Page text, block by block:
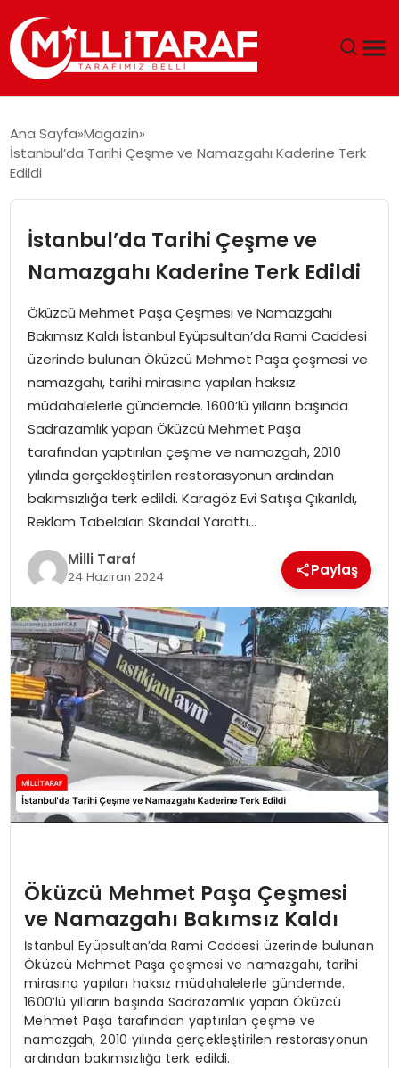
ÖZEL SAYFALAR
SPOR
SIYASET
MAGAZIN
Ana Sayfa Magazin
İstanbul’da Tarihi Çeşme ve Namazgahı Kaderine Terk
Edildi
İstanbul’da Tarihi Çeşme ve
Namazgahı Kaderine Terk Edildi
Öküzcü Mehmet Paşa Çeşmesi ve Namazgahı
Bakımsız Kaldı İstanbul Eyüpsultan’da Rami Caddesi
üzerinde bulunan Öküzcü Mehmet Paşa çeşmesi ve
namazgahı, tarihi mirasına yapılan haksız
müdahalelerle gündemde. 1600’lü yılların başında
Sadrazamlık yapan Öküzcü Mehmet Paşa
tarafından yaptırılan çeşme ve namazgah, 2010
yılında gerçekleştirilen restorasyonun ardından
bakımsızlığa terk edildi. Karagöz Evi Satışa Çıkarıldı,
Reklam Tabelaları Skandal Yarattı…
Milli Taraf
24 Haziran 2024 Paylaş
Öküzcü Mehmet Paşa Çeşmesi
ve Namazgahı Bakımsız Kaldı
İstanbul Eyüpsultan’da Rami Caddesi üzerinde bulunan
Öküzcü Mehmet Paşa çeşmesi ve namazgahı, tarihi
mirasına yapılan haksız müdahalelerle gündemde.
1600’lü yılların başında Sadrazamlık yapan Öküzcü
Mehmet Paşa tarafından yaptırılan çeşme ve
namazgah, 2010 yılında gerçekleştirilen restorasyonun
ardından bakımsızlığa terk edildi.